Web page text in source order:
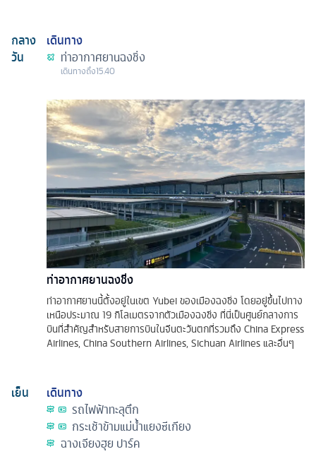
กลาง
วัน
เดินทาง
ท่าอากาศยานฉงชิ่ง
เดินทางถึง15.40
ท่าอากาศยานฉงชิ่ง
ท่าอากาศยานนี้ตั้งอยู่ในเขต Yubei ของเมืองฉงชิ่ง โดยอยู่ขึ้นไปทาง
เหนือประมาณ 19 กิโลเมตรจากตัวเมืองฉงชิ่ง ที่นี่เป็นศูนย์กลางการ
บินที่สำคัญสำหรับสายการบินในจีนตะวันตกที่รวมถึง China Express
Airlines, China Southern Airlines, Sichuan Airlines และอื่นๆ
เย็น
เดินทาง
รถไฟฟ้าทะลุตึก
กระเช้าข้ามแม่น้ำแยงซีเกียง
ฉางเจียงฮุย ปาร์ค